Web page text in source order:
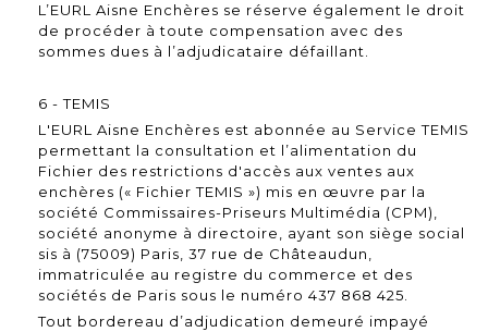
L’EURL Aisne Enchères se réserve également le droit
de procéder à toute compensation avec des
sommes dues à l’adjudicataire défaillant.
6 - TEMIS
L'EURL Aisne Enchères est abonnée au Service TEMIS
permettant la consultation et l’alimentation du
Fichier des restrictions d'accès aux ventes aux
enchères (« Fichier TEMIS ») mis en œuvre par la
société Commissaires-Priseurs Multimédia (CPM),
société anonyme à directoire, ayant son siège social
sis à (75009) Paris, 37 rue de Châteaudun,
immatriculée au registre du commerce et des
sociétés de Paris sous le numéro 437 868 425.
Tout bordereau d’adjudication demeuré impayé